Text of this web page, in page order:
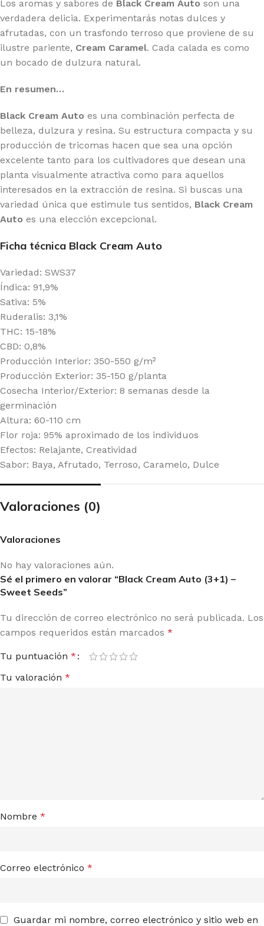
Los aromas y sabores de Black Cream Auto son una
verdadera delicia. Experimentarás notas dulces y
afrutadas, con un trasfondo terroso que proviene de su
ilustre pariente, Cream Caramel. Cada calada es como
un bocado de dulzura natural.
En resumen…
Black Cream Auto es una combinación perfecta de
belleza, dulzura y resina. Su estructura compacta y su
producción de tricomas hacen que sea una opción
excelente tanto para los cultivadores que desean una
planta visualmente atractiva como para aquellos
interesados en la extracción de resina. Si buscas una
variedad única que estimule tus sentidos, Black Cream
Auto es una elección excepcional.
Ficha técnica Black Cream Auto
Variedad: SWS37
Índica: 91,9%
Sativa: 5%
Ruderalis: 3,1%
THC: 15-18%
CBD: 0,8%
Producción Interior: 350-550 g/m²
Producción Exterior: 35-150 g/planta
Cosecha Interior/Exterior: 8 semanas desde la
germinación
Altura: 60-110 cm
Flor roja: 95% aproximado de los individuos
Efectos: Relajante, Creatividad
Sabor: Baya, Afrutado, Terroso, Caramelo, Dulce
Valoraciones (0)
Valoraciones
No hay valoraciones aún.
Sé el primero en valorar “Black Cream Auto (3+1) –
Sweet Seeds”
Tu dirección de correo electrónico no será publicada. Los
campos requeridos están marcados *
Tu puntuación *
Tu valoración *
Nombre *
Correo electrónico *
Guardar mi nombre, correo electrónico y sitio web en